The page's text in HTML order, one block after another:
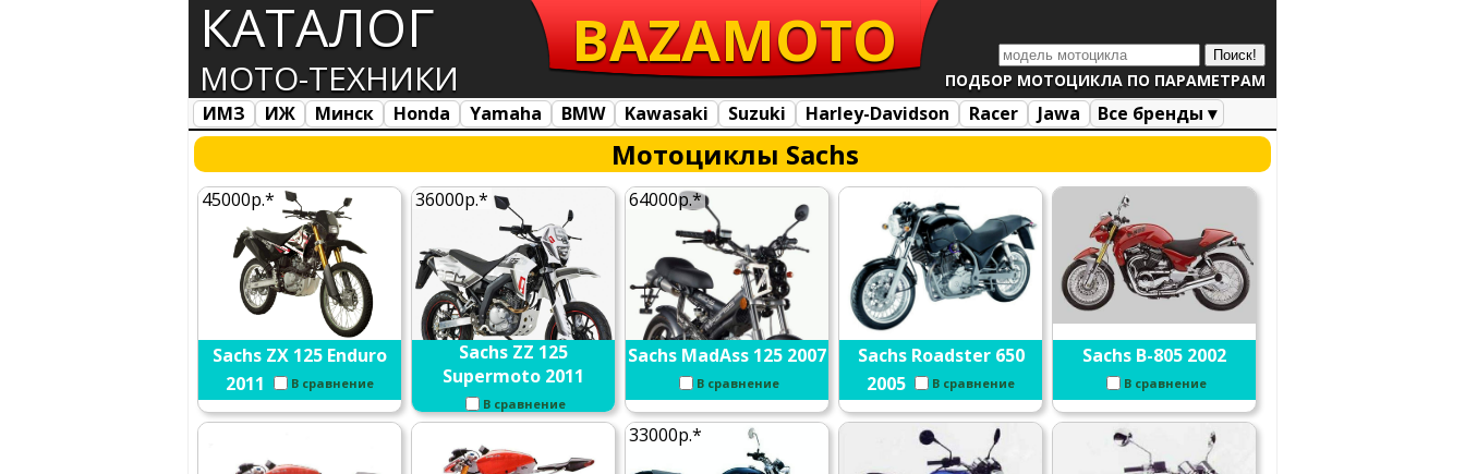
КАТАЛОГ
МОТО-ТЕХНИКИ ПОДБОР МОТОЦИКЛА ПО ПАРАМЕТРАМ
BAZAMOTO
ИМЗ ИЖ Минск Honda Yamaha BMW Kawasaki Suzuki Harley-Davidson Racer Jawa
Все бренды ▾
Все марки
Загрузка... Мотоциклы Sachs
45000р.*
Sachs ZX 125 Enduro
2011
В сравнение
36000р.*
Sachs ZZ 125
Supermoto 2011
В сравнение
64000р.*
Sachs MadAss 125 2007
В сравнение
Sachs Roadster 650
2005
В сравнение
Sachs B-805 2002
В сравнение
33000р.*